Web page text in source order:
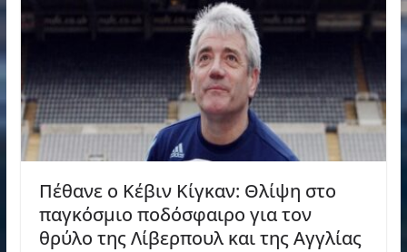
Πέθανε ο Κέβιν Κίγκαν: Θλίψη στο
παγκόσμιο ποδόσφαιρο για τον
θρύλο της Λίβερπουλ και της Αγγλίας